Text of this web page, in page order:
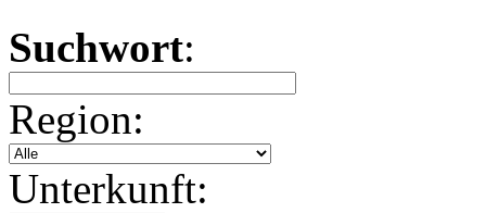
Suchwort:
Region:
Unterkunft: